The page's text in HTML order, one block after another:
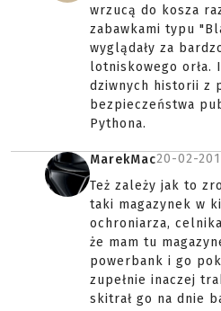
wrzucą do kosza
zabawkami typu
wyglądały za
lotniskowego orła.
dziwnych historii z
bezpieczeństwa
Pythona.
MarekMac20-02-
Też zależy jak to
taki magazynek w
ochroniarza,
że mam tu
powerbank i go
zupełnie inaczej
skitrał go na dnie